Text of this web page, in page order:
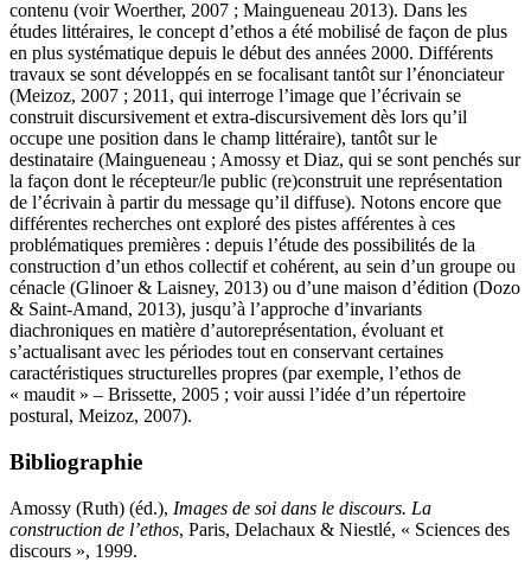
contenu (voir Woerther, 2007 ; Maingueneau 2013). Dans les
études littéraires, le concept d’ethos a été mobilisé de façon de plus
en plus systématique depuis le début des années 2000. Différents
travaux se sont développés en se focalisant tantôt sur l’énonciateur
(Meizoz, 2007 ; 2011, qui interroge l’image que l’écrivain se
construit discursivement et extra-discursivement dès lors qu’il
occupe une position dans le champ littéraire), tantôt sur le
destinataire (Maingueneau ; Amossy et Diaz, qui se sont penchés sur
la façon dont le récepteur/le public (re)construit une représentation
de l’écrivain à partir du message qu’il diffuse). Notons encore que
différentes recherches ont exploré des pistes afférentes à ces
problématiques premières : depuis l’étude des possibilités de la
construction d’un ethos collectif et cohérent, au sein d’un groupe ou
cénacle (Glinoer & Laisney, 2013) ou d’une maison d’édition (Dozo
& Saint-Amand, 2013), jusqu’à l’approche d’invariants
diachroniques en matière d’autoreprésentation, évoluant et
s’actualisant avec les périodes tout en conservant certaines
caractéristiques structurelles propres (par exemple, l’ethos de
« maudit » – Brissette, 2005 ; voir aussi l’idée d’un répertoire
postural, Meizoz, 2007).
Bibliographie
Amossy (Ruth) (éd.), Images de soi dans le discours. La
construction de l’ethos, Paris, Delachaux & Niestlé, « Sciences des
discours », 1999.